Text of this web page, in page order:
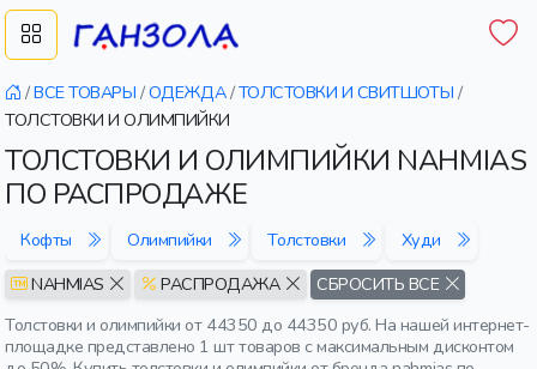
/ВСЕ ТОВАРЫ /ОДЕЖДА/ТОЛСТОВКИ И СВИТШОТЫ /
ТОЛСТОВКИ И ОЛИМПИЙКИ
ТОЛСТОВКИ И ОЛИМПИЙКИ NAHMIAS
ПО РАСПРОДАЖЕ
Кофты Олимпийки Толстовки
Худи
NAHMIAS
РАСПРОДАЖА
СБРОСИТЬ ВСЕ
Толстовки и олимпийки от 44350 до 44350 руб. На нашей интернет-
площадке представлено 1 шт товаров с максимальным дисконтом